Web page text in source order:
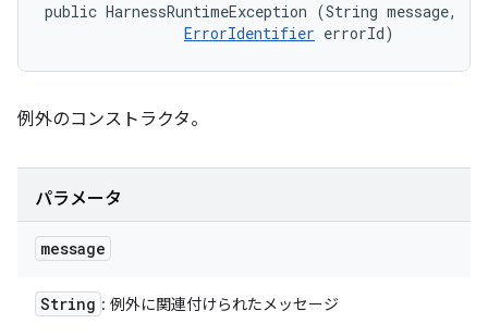
public HarnessRuntimeException (String message,
ErrorIdentifier errorId)
例外のコンストラクタ。
パラメータ
message
String : 例外に関連付けられたメッセージ